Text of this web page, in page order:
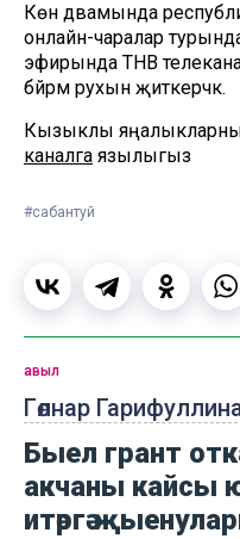
Көн дәвамында
онлайн-чаралар
эфирында ТНВ
бәйрәм рухын җиткерәчәк.
Кызыклы яңалыкларны
каналга язылыгыз
#сабантуй
Гөлнар
авыл
Быел грант
акчаны кайсы
итәргә